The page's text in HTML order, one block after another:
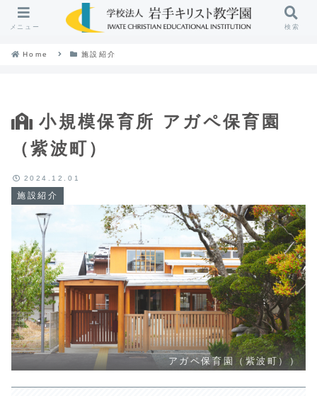
Home 施設紹介
小規模保育所 アガペ保育園
（紫波町）
施設紹介
アガペ保育園（紫波町））
2024.12.01
メニュー 検索